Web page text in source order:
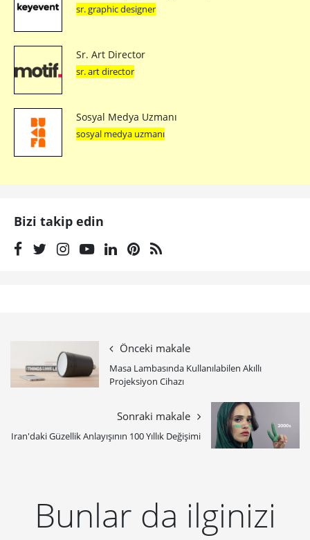
sr. graphic designer
Sr. Art Director
sr. art director
Sosyal Medya Uzmanı
sosyal medya uzmanı
Bizi takip edin
Önceki makale
Masa Lambasında Kullanılabilen Akıllı
Projeksiyon Cihazı
Sonraki makale
Iran'daki Güzellik Anlayışının 100 Yıllık Değişimi
Bunlar da ilginizi